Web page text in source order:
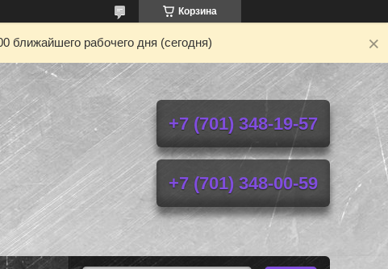
Корзина
ближайшего рабочего дня (сегодня)
+7 (701) 348-19-57
+7 (701) 348-00-59